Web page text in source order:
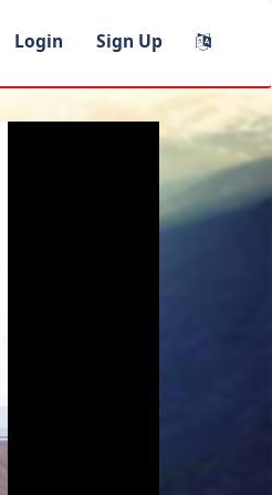
Login Sign Up